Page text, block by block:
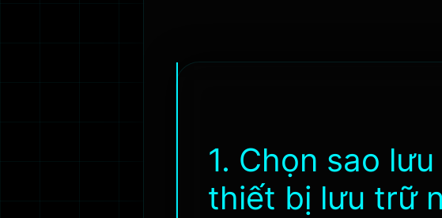
1. Chọn sao
thiết bị lưu trữ